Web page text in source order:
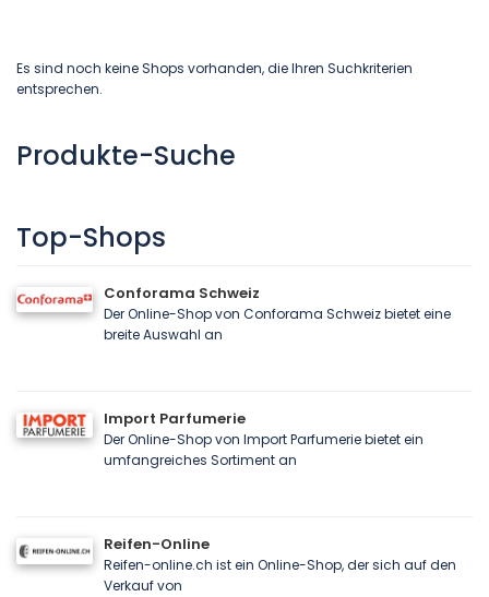
Es sind noch keine Shops vorhanden, die Ihren Suchkriterien
entsprechen.
Produkte-Suche
Top-Shops
Conforama Schweiz
Der Online-Shop von Conforama Schweiz bietet eine
breite Auswahl an
Import Parfumerie
Der Online-Shop von Import Parfumerie bietet ein
umfangreiches Sortiment an
Reifen-Online
Reifen-online.ch ist ein Online-Shop, der sich auf den
Verkauf von